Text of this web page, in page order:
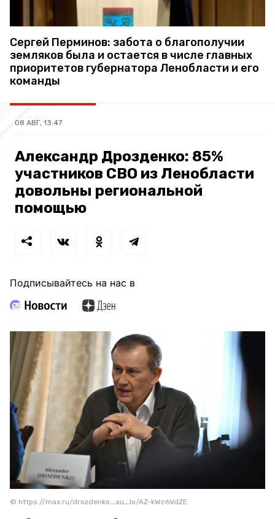
Сергей Перминов: забота о благополучии
земляков была и остается в числе главных
приоритетов губернатора Ленобласти и его
команды
08 АВГ, 13:47
Александр Дрозденко: 85%
участников СВО из Ленобласти
довольны региональной
помощью
Подписывайтесь на нас в
© https://max.ru/drozdenko_au_lo/AZ-kWc6VdZE